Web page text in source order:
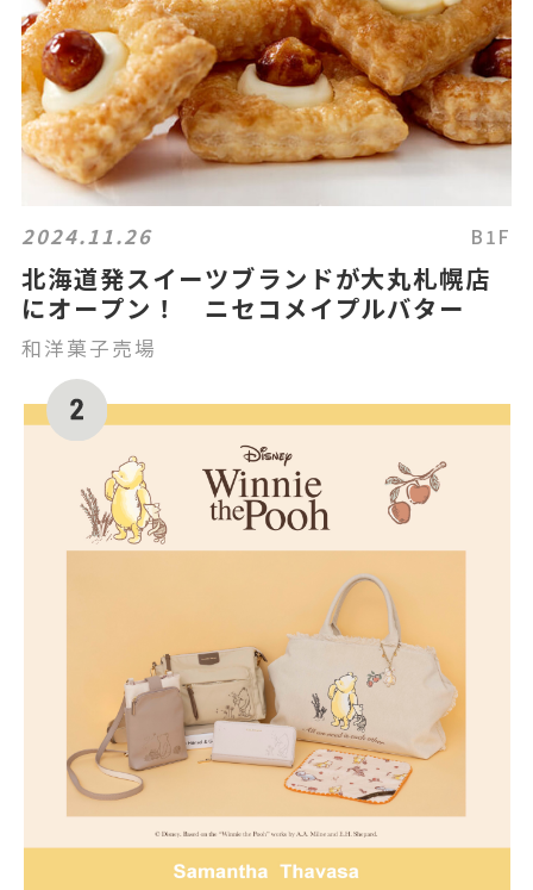
2024.11.26 B1F
北海道発スイーツブランドが大丸札幌店
にオープン！ ニセコメイプルバター
和洋菓子売場